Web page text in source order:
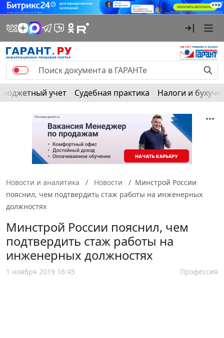
Бюджетный учет Судебная практика Налоги и
Новости и аналитика Новости
Минстрой России
пояснил, чем подтвердить стаж работы на инженерных
должностях
Минстрой России пояснил, чем
подтвердить стаж работы на
инженерных должностях
1 ноября 2019 16:45 Профессия